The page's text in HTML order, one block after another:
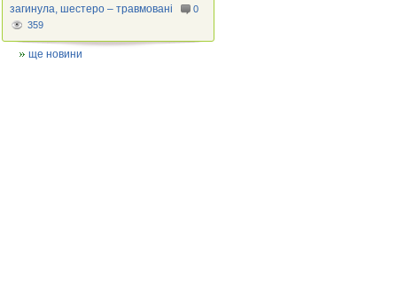
загинула, шестеро – травмовані
0
359
ще новини